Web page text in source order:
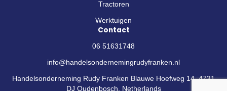
Tractoren
Werktuigen
Contact
06 51631748
info@handelsondernemingrudyfranken.nl
Handelsonderneming Rudy Franken Blauwe Hoefweg 14, 4731
DJ Oudenbosch, Netherlands